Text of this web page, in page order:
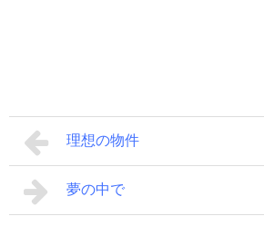
理想の物件
夢の中で